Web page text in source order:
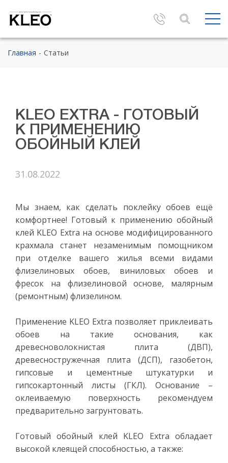
Главная Статьи
KLEO EXTRA - ГОТОВЫЙ
К ПРИМЕНЕНИЮ
ОБОЙНЫЙ КЛЕЙ
31.08.2022
Мы знаем, как сделать поклейку обоев ещё
комфортнее! Готовый к применению обойный
клей KLEO Extra на основе модифицированного
крахмала станет незаменимым помощником
при отделке вашего жилья всеми видами
флизелиновых обоев, виниловых обоев и
фресок на флизелиновой основе, малярным
(ремонтным) флизелином.
Применение KLEO Extra позволяет приклеивать
обоев на такие основания, как
древесноволокнистая плита (ДВП),
древесностружечная плита (ДСП), газобетон,
гипсовые и цементные штукатурки и
гипсокартонный листы (ГКЛ). Основание –
оклеиваемую поверхность рекомендуем
предварительно загрунтовать.
Готовый обойный клей KLEO Extra обладает
высокой клеящей способностью, а также: